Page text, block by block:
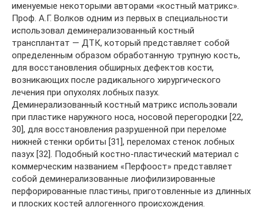
именуемые некоторыми авторами «костный матрикс».
Проф. А.Г. Волков одним из первых в специальности
использовал деминерализованный костный
трансплантат — ДТК, который представляет собой
определенным образом обработанную трупную кость,
для восстановления обширных дефектов кости,
возникающих после радикального хирургического
лечения при опухолях лобных пазух.
Деминерализованный костный матрикс использовали
при пластике наружного носа, носовой перегородки [22,
30], для восстановления разрушенной при переломе
нижней стенки орбиты [31], переломах стенок лобных
пазух [32]. Подобный костно-пластический материал с
коммерческим названием «Перфоост» представляет
собой деминерализованные лиофилизированные
перфорированные пластины, приготовленные из длинных
и плоских костей аллогенного происхождения.